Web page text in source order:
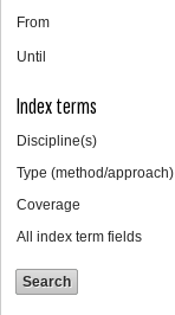
From
Until
Index terms
Discipline(s)
Type (method/approach)
Coverage
All index term fields